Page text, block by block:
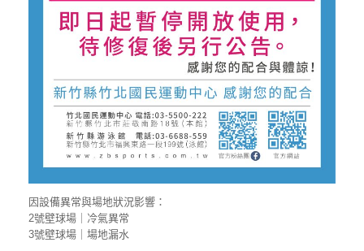
因設備異常與場地狀況影響：
2號壁球場｜冷氣異常
3號壁球場｜場地漏水